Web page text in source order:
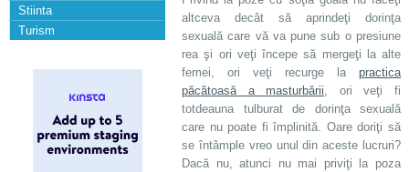
Stiinta
Turism
altceva decât să aprindeţi dorinţa
sexuală care vă va pune sub o presiune
rea şi ori veţi începe să mergeţi la alte
femei, ori veţi recurge la practica
păcătoasă a masturbării, ori veţi fi
totdeauna tulburat de dorinţa sexuală
care nu poate fi împlinită. Oare doriţi să
se întâmple vreo unul din aceste lucruri?
Dacă nu, atunci nu mai priviţi la poza